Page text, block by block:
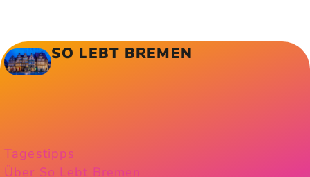
SO LEBT BREMEN
Tagestipps
Über So Lebt Bremen